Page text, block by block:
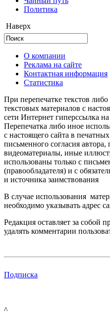
Политика
Наверх
О компании
Реклама на сайте
Контактная информация
Статистика
При перепечатке текстов
текстовых материалов с
сети Интернет гиперссылка
Перепечатка либо иное
с настоящего сайта в
письменного согласия
видеоматериалы, иные
использованы только с
(правообладателя) и с
и источника заимствования
В случае использования
необходимо указывать адрес
Редакция оставляет за собой
удалять комментарии
Подписка
^